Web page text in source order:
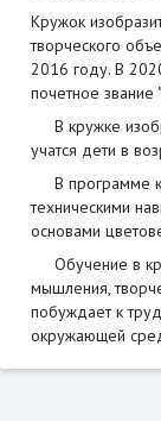
Кружок
творческого
2016 году. В
почетное звание
В кружке
учатся дети в
В программе
техническими
основами
Обучение в
мышления,
побуждает к
окружающей